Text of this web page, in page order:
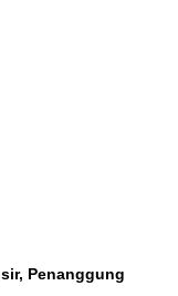
Penanggung